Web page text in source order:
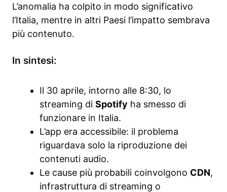
L’anomalia ha colpito in modo significativo
l’Italia, mentre in altri Paesi l’impatto sembrava
più contenuto.
In sintesi:
Il 30 aprile, intorno alle 8:30, lo
streaming di Spotify ha smesso di
funzionare in Italia.
L’app era accessibile: il problema
riguardava solo la riproduzione dei
contenuti audio.
Le cause più probabili coinvolgono CDN,
infrastruttura di streaming o